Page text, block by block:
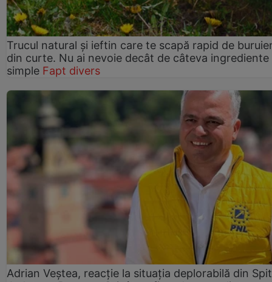
Trucul natural și ieftin care te scapă rapid de
din curte. Nu ai nevoie decât de câteva ingrediente
simple Fapt divers
Adrian Veștea, reacție la situația deplorabilă din